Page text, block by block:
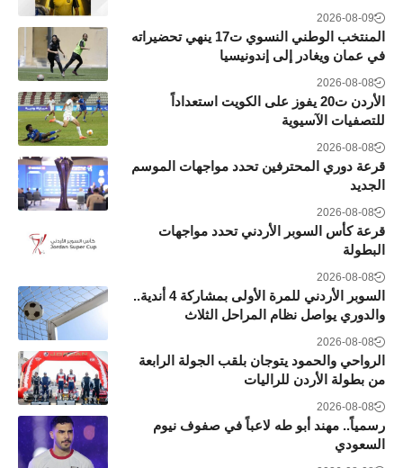
2026-08-09
المنتخب الوطني النسوي ت17 ينهي تحضيراته
في عمان ويغادر إلى إندونيسيا
2026-08-08
الأردن ت20 يفوز على الكويت استعداداً
للتصفيات الآسيوية
2026-08-08
قرعة دوري المحترفين تحدد مواجهات الموسم
الجديد
2026-08-08
قرعة كأس السوبر الأردني تحدد مواجهات
البطولة
2026-08-08
السوبر الأردني للمرة الأولى بمشاركة 4 أندية..
والدوري يواصل نظام المراحل الثلاث
2026-08-08
الرواحي والحمود يتوجان بلقب الجولة الرابعة
من بطولة الأردن للراليات
2026-08-08
رسمياً.. مهند أبو طه لاعباً في صفوف نيوم
السعودي